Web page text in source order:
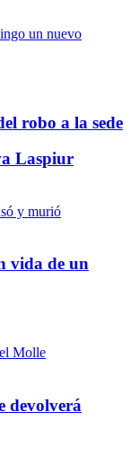
robo a la sede
Laspiur
vida de un
devolverá